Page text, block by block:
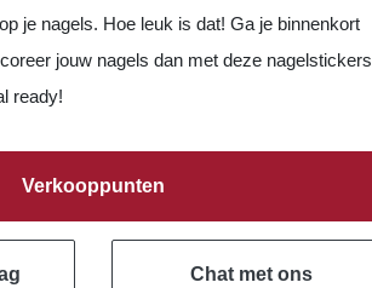
je nagels. Hoe leuk is dat! Ga je binnenkort
jouw nagels dan met deze nagelstickers
ready!
Verkooppunten
Chat met ons